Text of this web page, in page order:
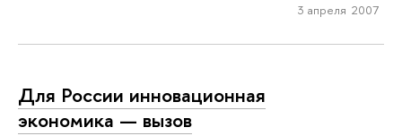
3 апреля 2007
Для России инновационная
экономика — вызов